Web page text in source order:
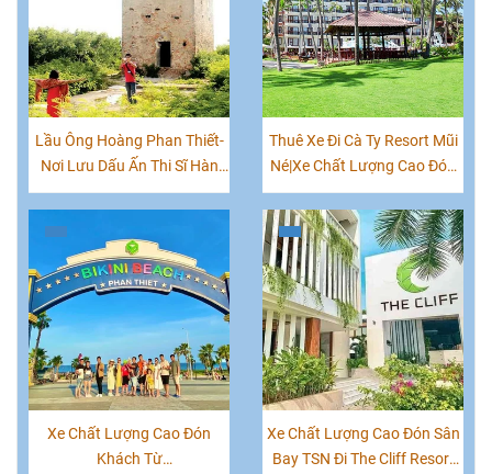
Lầu Ông Hoàng Phan Thiết-
Nơi Lưu Dấu Ấn Thi Sĩ Hàn
Mặc Tử
Thuê Xe Đi Cà Ty Resort Mũi
Né|Xe Chất Lượng Cao Đón
Khách Tận Nơi
Xe Chất Lượng Cao Đón
Khách Từ
Xe Chất Lượng Cao Đón Sân
Bay TSN Đi The Cliff Resort